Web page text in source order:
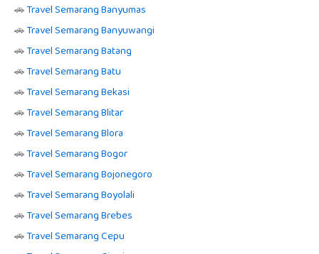
🚗Travel Semarang Banyumas
🚗Travel Semarang Banyuwangi
🚗Travel Semarang Batang
🚗Travel Semarang Batu
🚗Travel Semarang Bekasi
🚗Travel Semarang Blitar
🚗Travel Semarang Blora
🚗Travel Semarang Bogor
🚗Travel Semarang Bojonegoro
🚗Travel Semarang Boyolali
🚗Travel Semarang Brebes
🚗Travel Semarang Cepu